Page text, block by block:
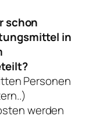
schon
in
Personen
werden